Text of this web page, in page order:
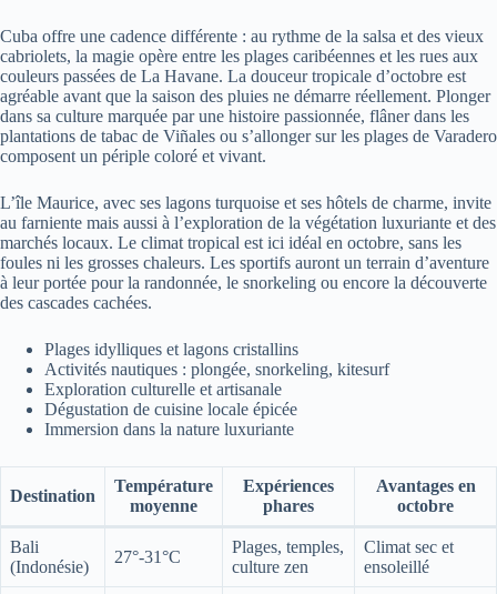
Cuba offre une cadence différente : au rythme de la salsa et des vieux
cabriolets, la magie opère entre les plages caribéennes et les rues aux
couleurs passées de La Havane. La douceur tropicale d’octobre est
agréable avant que la saison des pluies ne démarre réellement. Plonger
dans sa culture marquée par une histoire passionnée, flâner dans les
plantations de tabac de Viñales ou s’allonger sur les plages de Varadero
composent un périple coloré et vivant.
L’île Maurice, avec ses lagons turquoise et ses hôtels de charme, invite
au farniente mais aussi à l’exploration de la végétation luxuriante et des
marchés locaux. Le climat tropical est ici idéal en octobre, sans les
foules ni les grosses chaleurs. Les sportifs auront un terrain d’aventure
à leur portée pour la randonnée, le snorkeling ou encore la découverte
des cascades cachées.
Plages idylliques et lagons cristallins
Activités nautiques : plongée, snorkeling, kitesurf
Exploration culturelle et artisanale
Dégustation de cuisine locale épicée
Immersion dans la nature luxuriante
Destination
Température
moyenne
Expériences
phares
Avantages en
octobre
Bali
(Indonésie)
27°-31°C
Plages, temples,
culture zen
Climat sec et
ensoleillé